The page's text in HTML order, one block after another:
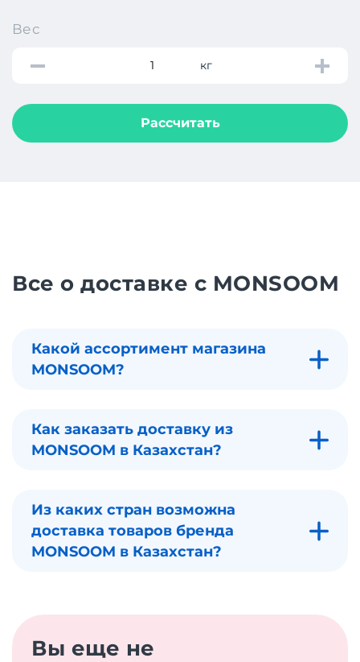
Вес
кг
Рассчитать
Все о доставке с MONSOOM
Какой ассортимент магазина
MONSOOM?
Как заказать доставку из
MONSOOM в Казахстан?
Из каких стран возможна
доставка товаров бренда
MONSOOM в Казахстан?
Вы еще не